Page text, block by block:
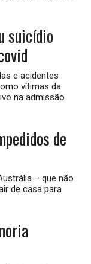
suicídio
e acidentes
vítimas da
na admissão
de
– que não
de casa para